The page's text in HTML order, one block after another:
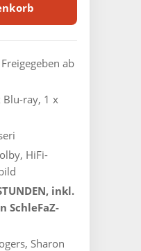
Freigegeben ab
Blu-ray, 1 x
HiFi-
inkl.
SchleFaZ-
Sharon